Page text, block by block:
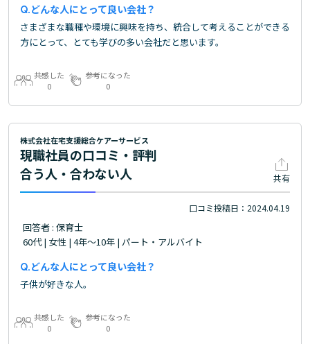
どんな人にとって良い会社？
さまざまな職種や環境に興味を持ち、統合して考えることができる
方にとって、とても学びの多い会社だと思います。
共感した
0
参考になった
0
株式会社在宅支援総合ケアーサービス
現職社員の口コミ・評判
合う人・合わない人
共有
口コミ投稿日：2024.04.19
回答者 : 保育士
60代 | 女性 | 4年～10年 | パート・アルバイト
どんな人にとって良い会社？
子供が好きな人。
共感した
0
参考になった
0